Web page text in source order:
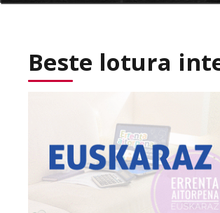
Beste lotura